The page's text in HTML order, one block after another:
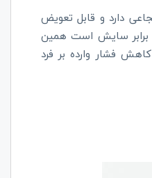
دارد و قابل تعویض
سایش است همین
فشار وارده بر فرد